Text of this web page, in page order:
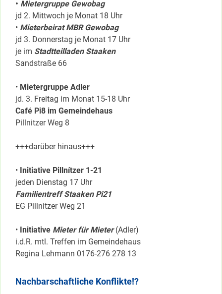
• Mietergruppe Gewobag
jd 2. Mittwoch je Monat 18 Uhr
• Mieterbeirat MBR Gewobag
jd 3. Donnerstag je Monat 17 Uhr
je im Stadtteilladen Staaken
Sandstraße 66
• Mietergruppe Adler
jd. 3. Freitag im Monat 15-18 Uhr
Café Pi8 im Gemeindehaus
Pillnitzer Weg 8
+++darüber hinaus+++
• Initiative Pillnítzer 1-21
jeden Dienstag 17 Uhr
Familientreff Staaken Pi21
EG Pillnitzer Weg 21
• Initiative Mieter für Mieter(Adler)
i.d.R. mtl. Treffen im Gemeindehaus
Regina Lehmann 0176-276 278 13
Nachbarschaftliche Konflikte!?